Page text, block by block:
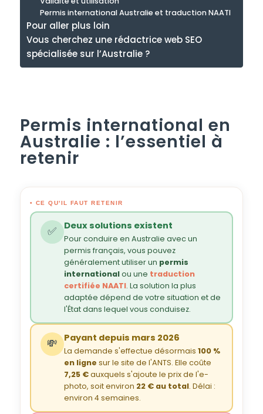
Permis international Australie et traduction NAATI
Pour aller plus loin
Vous cherchez une rédactrice web SEO
spécialisée sur l’Australie ?
Permis international en
Australie : l’essentiel à
retenir
• CE QU'IL FAUT RETENIR
✅ Deux solutions existent
Pour conduire en Australie avec un
permis français, vous pouvez
généralement utiliser un permis
internationalou une traduction
certifiée NAATI. La solution la plus
adaptée dépend de votre situation et de
l'État dans lequel vous conduisez.
💸 Payant depuis mars 2026
La demande s'effectue désormais 100 %
en ligne sur le site de l'ANTS. Elle coûte
7,25 €auxquels s'ajoute le prix de l'e-
photo, soit environ 22 € au total. Délai :
environ 4 semaines.